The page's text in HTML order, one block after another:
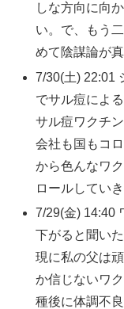
しな方向に向
い。で、もう
めて陰謀論が
7/30(土) 22:01
でサル痘によ
サル痘ワクチ
会社も国もコ
から色んなワ
ロールしていき
7/29(金) 14:40
下がると聞い
現に私の父は
か信じないワ
種後に体調不